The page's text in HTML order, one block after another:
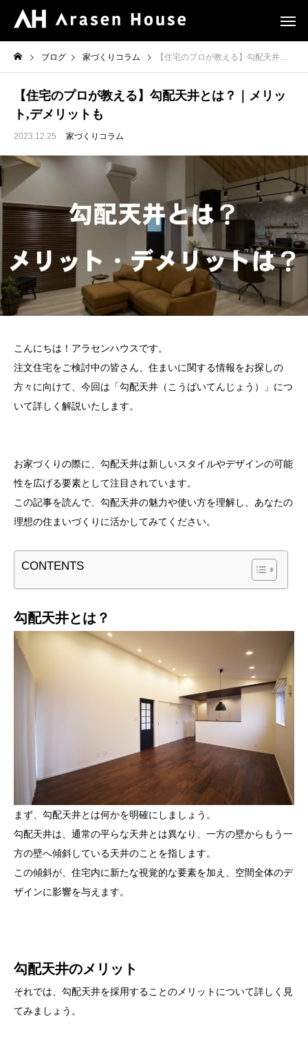
ブログ 家づくりコラム 【住宅のプロが教える】勾配天井とは？｜メリット,デメリットも
【住宅のプロが教える】勾配天井とは？｜メリッ
ト,デメリットも
2023.12.25 家づくりコラム
こんにちは！アラセンハウスです。
注文住宅をご検討中の皆さん、住まいに関する情報をお探しの
方々に向けて、今回は「勾配天井（こうばいてんじょう）」につ
いて詳しく解説いたします。
お家づくりの際に、勾配天井は新しいスタイルやデザインの可能
性を広げる要素として注目されています。
この記事を読んで、勾配天井の魅力や使い方を理解し、あなたの
理想の住まいづくりに活かしてみてください。
CONTENTS
勾配天井とは？
まず、勾配天井とは何かを明確にしましょう。
勾配天井は、通常の平らな天井とは異なり、一方の壁からもう一
方の壁へ傾斜している天井のことを指します。
この傾斜が、住宅内に新たな視覚的な要素を加え、空間全体のデ
ザインに影響を与えます。
勾配天井のメリット
それでは、勾配天井を採用することのメリットについて詳しく見
てみましょう。